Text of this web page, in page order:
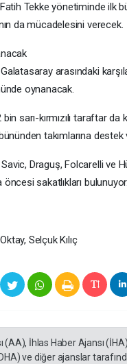
Tekke yönetiminde ilk
da mücadelesini verecek.
arasındaki
oynanacak.
sarı-kırmızılı taraftar da
takımlarına destek
Draguş, Folcarelli ve
sakatlıkları bulunuyor.
Selçuk Kılıç
(AA), İhlas Haber Ajansı
ve diğer ajanslar